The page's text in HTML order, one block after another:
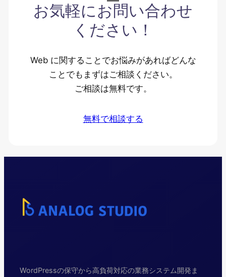
お気軽にお問い合わせ
ください！
Web に関することでお悩みがあればどんな
ことでもまずはご相談ください。
ご相談は無料です。
無料で相談する
WordPressの保守から高負荷対応の業務システム開発ま